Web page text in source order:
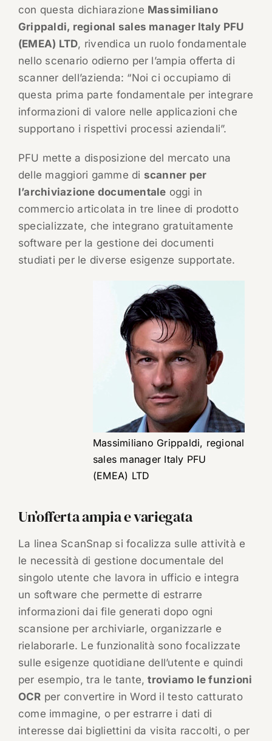
con questa dichiarazione Massimiliano
Grippaldi, regional sales manager Italy PFU
(EMEA) LTD, rivendica un ruolo fondamentale
nello scenario odierno per l’ampia offerta di
scanner dell’azienda: “Noi ci occupiamo di
questa prima parte fondamentale per integrare
informazioni di valore nelle applicazioni che
supportano i rispettivi processi aziendali”.
PFU mette a disposizione del mercato una
delle maggiori gamme di scanner per
l’archiviazione documentale oggi in
commercio articolata in tre linee di prodotto
specializzate, che integrano gratuitamente
software per la gestione dei documenti
studiati per le diverse esigenze supportate.
Massimiliano Grippaldi, regional
sales manager Italy PFU
(EMEA) LTD
Un’offerta ampia e variegata
La linea ScanSnap si focalizza sulle attività e
le necessità di gestione documentale del
singolo utente che lavora in ufficio e integra
un software che permette di estrarre
informazioni dai file generati dopo ogni
scansione per archiviarle, organizzarle e
rielaborarle. Le funzionalità sono focalizzate
sulle esigenze quotidiane dell’utente e quindi
per esempio, tra le tante,troviamo le funzioni
OCR per convertire in Word il testo catturato
come immagine, o per estrarre i dati di
interesse dai bigliettini da visita raccolti, o per